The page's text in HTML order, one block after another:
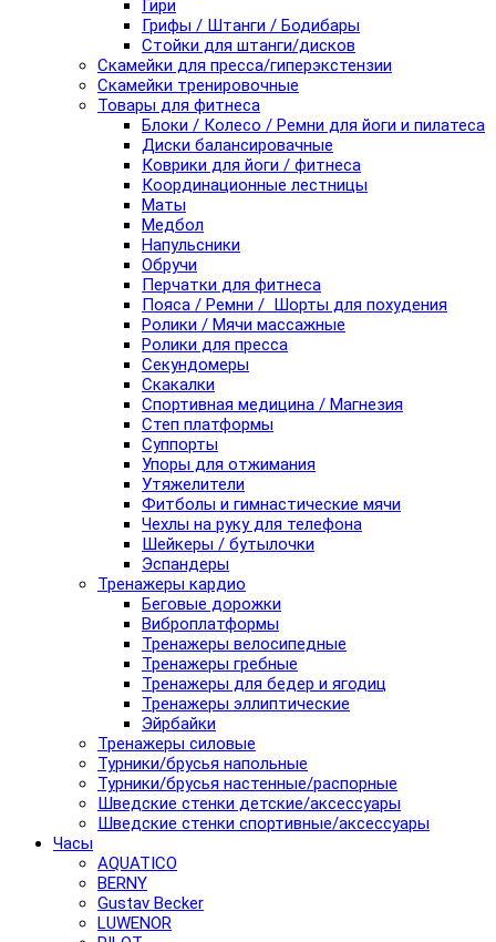
Гири
Грифы / Штанги / Бодибары
Стойки для штанги/дисков
Скамейки для пресса/гиперэкстензии
Скамейки тренировочные
Товары для фитнеса
Блоки / Колесо / Ремни для йоги и пилатеса
Диски балансировачные
Коврики для йоги / фитнеса
Координационные лестницы
Маты
Медбол
Напульсники
Обручи
Перчатки для фитнеса
Пояса / Ремни / Шорты для похудения
Ролики / Мячи массажные
Ролики для пресса
Секундомеры
Скакалки
Спортивная медицина / Магнезия
Степ платформы
Суппорты
Упоры для отжимания
Утяжелители
Фитболы и гимнастические мячи
Чехлы на руку для телефона
Шейкеры / бутылочки
Эспандеры
Тренажеры кардио
Беговые дорожки
Виброплатформы
Тренажеры велосипедные
Тренажеры гребные
Тренажеры для бедер и ягодиц
Тренажеры эллиптические
Эйрбайки
Тренажеры силовые
Турники/брусья напольные
Турники/брусья настенные/распорные
Шведские стенки детские/аксессуары
Шведские стенки спортивные/аксессуары
Часы
AQUATICO
BERNY
Gustav Becker
LUWENOR